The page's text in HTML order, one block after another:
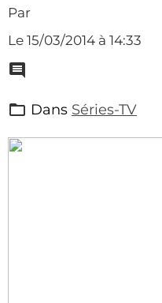
Par
Le 15/03/2014 à 14:33
Dans Séries-TV